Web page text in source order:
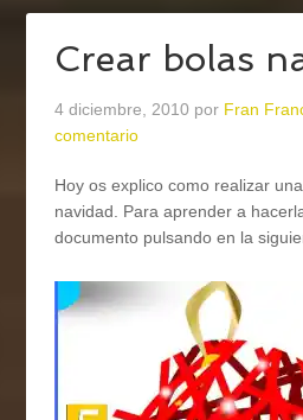
Crear bolas
4 diciembre, 2010 por Fran
comentario
Hoy os explico como realizar
navidad. Para aprender a
documento pulsando en la